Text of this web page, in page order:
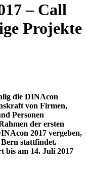
– Call
Projekte
die DINAcon
von Firmen,
Personen
der ersten
2017 vergeben,
stattfindet.
bis am 14. Juli 2017